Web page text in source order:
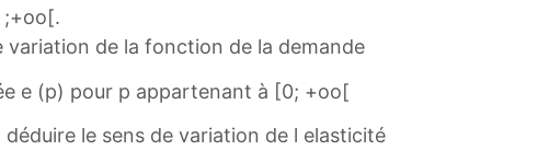
;+oo[.
variation de la fonction de la demande
e (p) pour p appartenant à [0; +oo[
le sens de variation de l elasticité